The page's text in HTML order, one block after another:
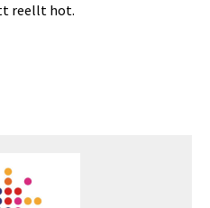
reellt hot.